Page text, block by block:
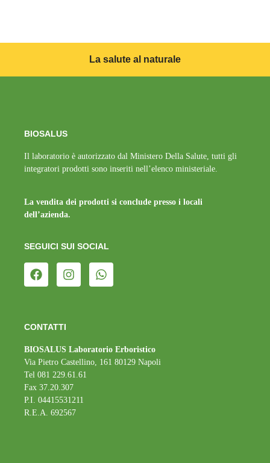
La salute al naturale
BIOSALUS
Il laboratorio è autorizzato dal Ministero Della Salute, tutti gli
integratori prodotti sono inseriti nell’elenco ministeriale.
La vendita dei prodotti si conclude presso i locali
dell’azienda.
SEGUICI SUI SOCIAL
CONTATTI
BIOSALUS Laboratorio Erboristico
Via Pietro Castellino, 161 80129 Napoli
Tel 081 229.61.61
Fax 37.20.307
P.I. 04415531211
R.E.A. 692567